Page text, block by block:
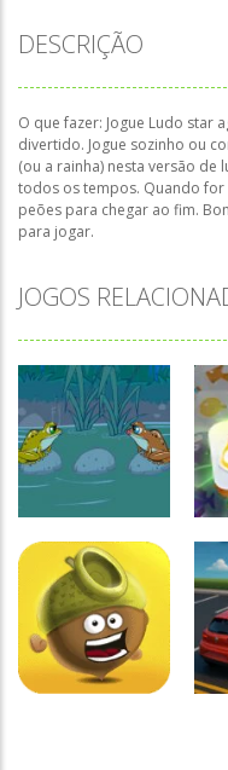
DESCRIÇÃO
O que fazer: Jogue Ludo star
divertido. Jogue sozinho ou
(ou a rainha) nesta versão
todos os tempos. Quando for
peões para chegar ao fim.
para jogar.
JOGOS
Raciocínio
Lógico
Troca sapos